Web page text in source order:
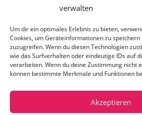
verwalten
Um dir ein optimales Erlebnis zu bieten,
Cookies, um Geräteinformationen zu
zuzugreifen. Wenn du diesen Technologien
wie das Surfverhalten oder eindeutige IDs auf
verarbeiten. Wenn du deine Zustimmung nicht
können bestimmte Merkmale und Funktionen
Akzeptieren